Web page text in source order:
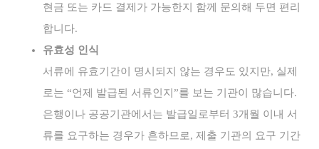
현금 또는 카드 결제가 가능한지 함께 문의해 두면 편리
합니다.
유효성 인식
서류에 유효기간이 명시되지 않는 경우도 있지만, 실제
로는 “언제 발급된 서류인지”를 보는 기관이 많습니다.
은행이나 공공기관에서는 발급일로부터 3개월 이내 서
류를 요구하는 경우가 흔하므로, 제출 기관의 요구 기간